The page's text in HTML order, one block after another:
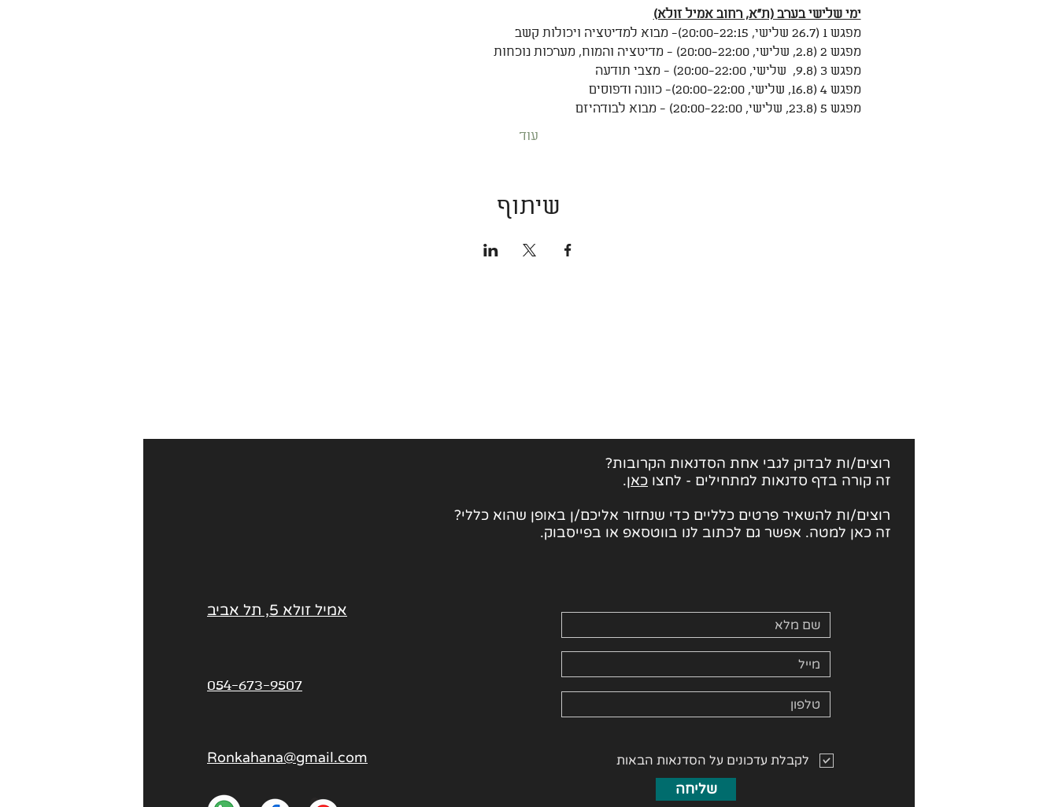
ימי שלישי בערב (ת"א, רחוב אמיל זולא)
מפגש 1 (26.7 שלישי, 20:00-22:15)- מבוא למדיטציה ויכולות קשב
מפגש 2 (2.8, שלישי, 20:00-22:00) - מדיטציה והמוח, מערכות נוכחות
מפגש 3 (9.8,  שלישי, 20:00-22:00) - מצבי תודעה
מפגש 4 (16.8, שלישי, 20:00-22:00)- כוונה ודפוסים
מפגש 5 (23.8, שלישי, 20:00-22:00) - מבוא לבודהיזם
עוד
שיתוף
אמיל זולא 5, תל אביב
054-673-9507
Ronkahana@gmail.com
רוצים/ות לבדוק לגבי אחת הסדנאות הקרובות?
זה קורה בדף סדנאות למתחילים - לחצו כאן.
רוצים/ות להשאיר פרטים כלליים כדי שנחזור אליכם/ן באופן שהוא כללי?
זה כאן למטה. אפשר גם לכתוב לנו בווטסאפ או בפייסבוק.
לקבלת עדכונים על הסדנאות הבאות
שליחה